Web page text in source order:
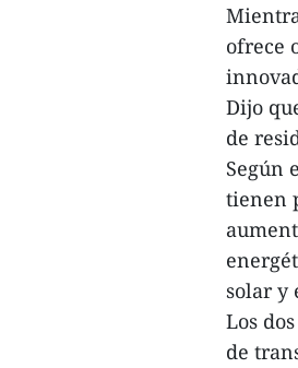
ofrece
Dijo
de
Según
tienen
solar y
Los
de